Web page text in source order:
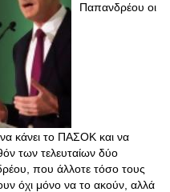
Παπανδρέου οι
να κάνει το ΠΑΣΟΚ και να
των τελευταίων δύο
που άλλοτε τόσο τους
όχι μόνο να το ακούν, αλλά